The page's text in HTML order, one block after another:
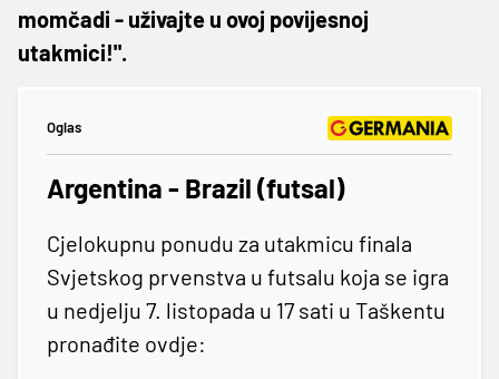
momčadi - uživajte u ovoj povijesnoj
utakmici!".
Oglas
Argentina - Brazil (futsal)
Cjelokupnu ponudu za utakmicu finala
Svjetskog prvenstva u futsalu koja se igra
u nedjelju 7. listopada u 17 sati u Taškentu
pronađite ovdje: